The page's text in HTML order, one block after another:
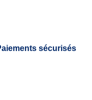
sécurisés